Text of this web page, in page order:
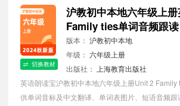
切换教材
沪教初中本地六年级上
Family ties单词音频跟读
版本： 沪教初中本地
年级： 六年级上册
出版社：
上海教育出版社
英语朗读宝沪教初中本地六年级上册Unit 2 Family
供单词音标及中文翻译、单词表图片、短语音频跟